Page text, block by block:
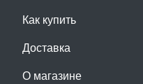
Как купить
Доставка
О магазине